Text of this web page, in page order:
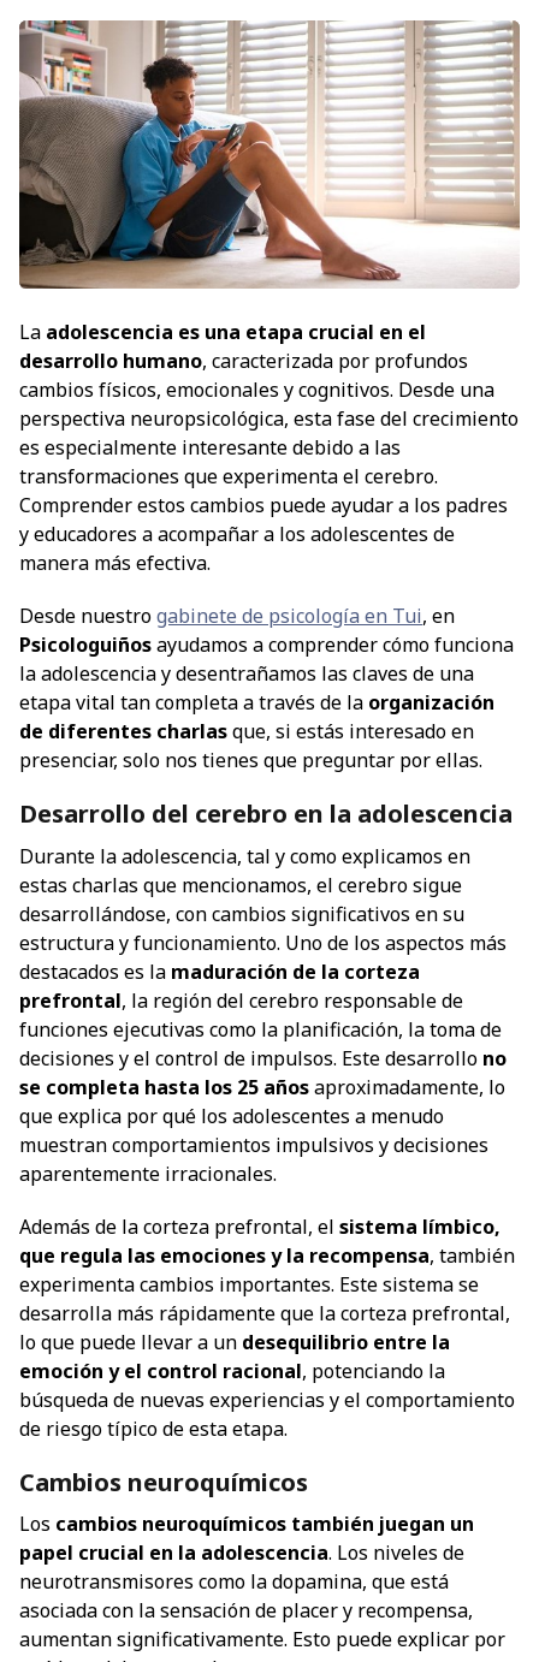
La adolescencia es una etapa crucial en el
desarrollo humano, caracterizada por profundos
cambios físicos, emocionales y cognitivos. Desde una
perspectiva neuropsicológica, esta fase del crecimiento
es especialmente interesante debido a las
transformaciones que experimenta el cerebro.
Comprender estos cambios puede ayudar a los padres
y educadores a acompañar a los adolescentes de
manera más efectiva.
Desde nuestrogabinete de psicología en Tui, en
Psicologuiñosayudamos a comprender cómo funciona
la adolescencia y desentrañamos las claves de una
etapa vital tan completa a través de la organización
de diferentes charlasque, si estás interesado en
presenciar, solo nos tienes que preguntar por ellas.
Desarrollo del cerebro en la adolescencia
Durante la adolescencia, tal y como explicamos en
estas charlas que mencionamos, el cerebro sigue
desarrollándose, con cambios significativos en su
estructura y funcionamiento. Uno de los aspectos más
destacados es la maduración de la corteza
prefrontal, la región del cerebro responsable de
funciones ejecutivas como la planificación, la toma de
decisiones y el control de impulsos. Este desarrollo no
se completa hasta los 25 añosaproximadamente, lo
que explica por qué los adolescentes a menudo
muestran comportamientos impulsivos y decisiones
aparentemente irracionales.
Además de la corteza prefrontal, el sistema límbico,
que regula las emociones y la recompensa, también
experimenta cambios importantes. Este sistema se
desarrolla más rápidamente que la corteza prefrontal,
lo que puede llevar a un desequilibrio entre la
emoción y el control racional, potenciando la
búsqueda de nuevas experiencias y el comportamiento
de riesgo típico de esta etapa.
Cambios neuroquímicos
Los cambios neuroquímicos también juegan un
papel crucial en la adolescencia. Los niveles de
neurotransmisores como la dopamina, que está
asociada con la sensación de placer y recompensa,
aumentan significativamente. Esto puede explicar por